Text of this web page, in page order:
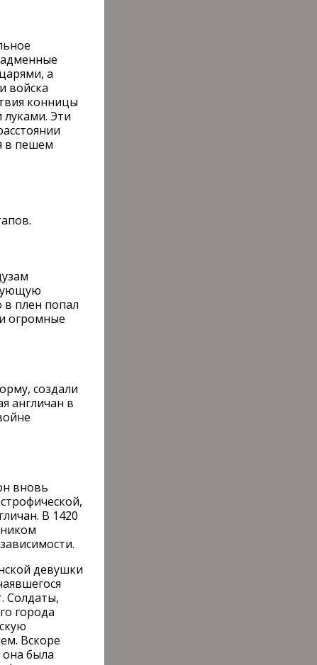
а
войска
конницы
Эти
в пешем
в плен попал
огромные
создали
англичан в
вновь
В 1420
девушки
Солдаты,
города
Вскоре
была